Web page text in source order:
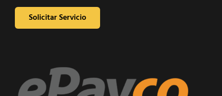
Solicitar Servicio